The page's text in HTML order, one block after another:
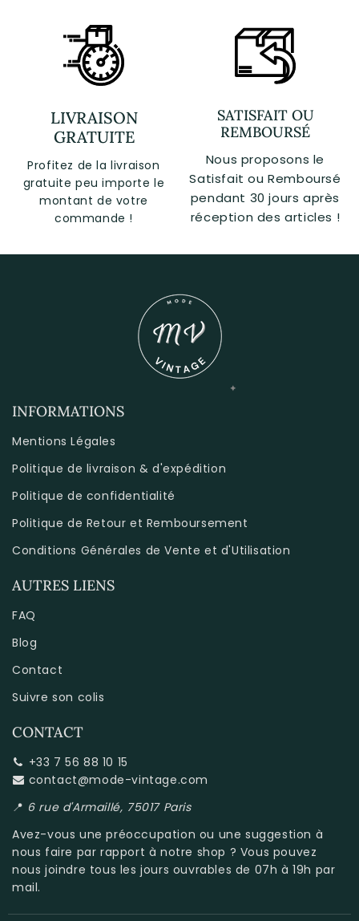
LIVRAISON
GRATUITE
Profitez de la livraison
gratuite peu importe le
montant de votre
commande !
SATISFAIT OU
REMBOURSÉ
Nous proposons le
Satisfait ou Remboursé
pendant 30 jours après
réception des articles !
INFORMATIONS
Mentions Légales
Politique de livraison & d'expédition
Politique de confidentialité
Politique de Retour et Remboursement
Conditions Générales de Vente et d'Utilisation
AUTRES LIENS
FAQ
Blog
Contact
Suivre son colis
CONTACT
+33 7 56 88 10 15
contact@mode-vintage.com
📍 6 rue d'Armaillé, 75017 Paris
Avez-vous une préoccupation ou une suggestion à
nous faire par rapport ànotre shop ? Vous pouvez
nous joindre tous les jours ouvrables de 07h à 19h par
mail.